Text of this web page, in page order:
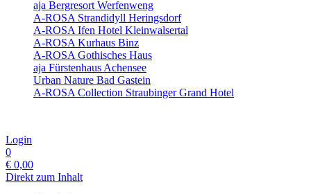
aja Bergresort Werfenweng
A-ROSA Strandidyll Heringsdorf
A-ROSA Ifen Hotel Kleinwalsertal
A-ROSA Kurhaus Binz
A-ROSA Gothisches Haus
aja Fürstenhaus Achensee
Urban Nature Bad Gastein
A-ROSA Collection Straubinger Grand Hotel
Login
0
€ 0,00
Direkt zum Inhalt